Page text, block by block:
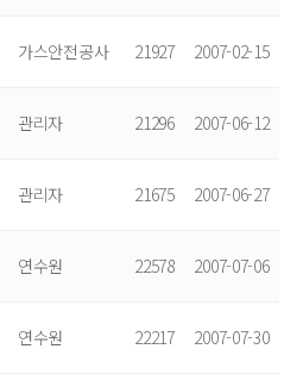
가스안전공사 21927 2007-02-15
관리자 21296 2007-06-12
관리자 21675 2007-06-27
연수원 22578 2007-07-06
연수원 22217 2007-07-30